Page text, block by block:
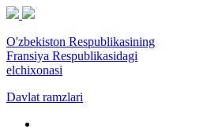
O'zbekiston Respublikasining
Fransiya Respublikasidagi
elchixonasi
Davlat ramzlari